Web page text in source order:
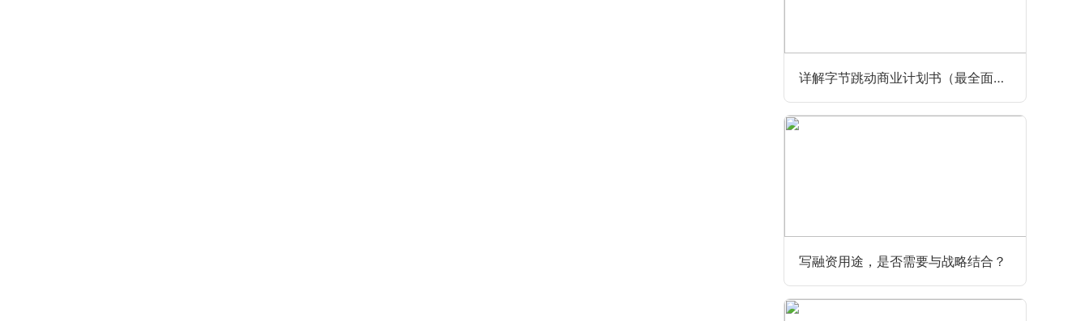
详解字节跳动商业计划书（最全面完整版）
写融资用途，是否需要与战略结合？